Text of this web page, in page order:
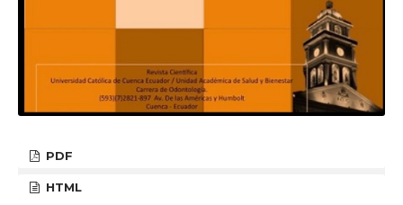
PDF
HTML